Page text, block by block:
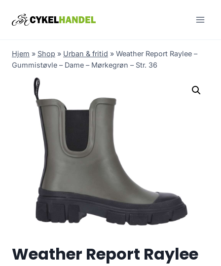
Hjem » Shop » Urban & fritid » Weather Report Raylee –
Gummistøvle – Dame – Mørkegrøn – Str. 36
Weather Report Raylee